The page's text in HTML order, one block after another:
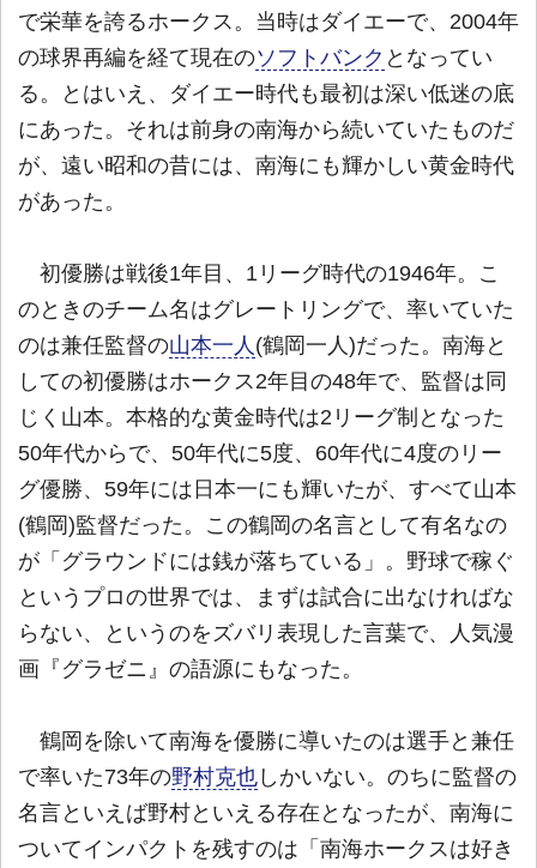
で栄華を誇るホークス。当時はダイエーで、2004年
の球界再編を経て現在のソフトバンク となってい
る。とはいえ、ダイエー時代も最初は深い低迷の底
にあった。それは前身の南海から続いていたものだ
が、遠い昭和の昔には、南海にも輝かしい黄金時代
があった。
初優勝は戦後1年目、1リーグ時代の1946年。こ
のときのチーム名はグレートリングで、率いていた
のは兼任監督の山本一人 (鶴岡一人)だった。南海と
しての初優勝はホークス2年目の48年で、監督は同
じく山本。本格的な黄金時代は2リーグ制となった
50年代からで、50年代に5度、60年代に4度のリー
グ優勝、59年には日本一にも輝いたが、すべて山本
(鶴岡)監督だった。この鶴岡の名言として有名なの
が「グラウンドには銭が落ちている」。野球で稼ぐ
というプロの世界では、まずは試合に出なければな
らない、というのをズバリ表現した言葉で、人気漫
画『グラゼニ』の語源にもなった。
鶴岡を除いて南海を優勝に導いたのは選手と兼任
で率いた73年の野村克也 しかいない。のちに監督の
名言といえば野村といえる存在となったが、南海に
ついてインパクトを残すのは「南海ホークスは好き